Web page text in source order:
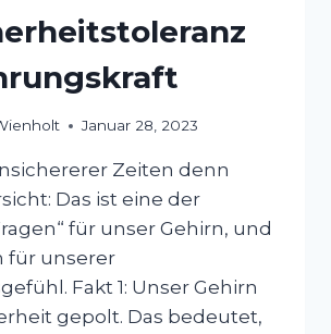
Januar 28, 2023
Zeiten denn
Das ist eine der
für unser Gehirn, und
für unserer
Fakt 1: Unser Gehirn
gepolt. Das bedeutet,